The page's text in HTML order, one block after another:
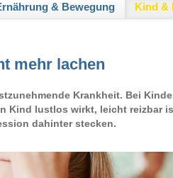
& Bewegung Kind &
mehr lachen
Krankheit. Bei
Kind lustlos wirkt, leicht reizbar
dahinter stecken.